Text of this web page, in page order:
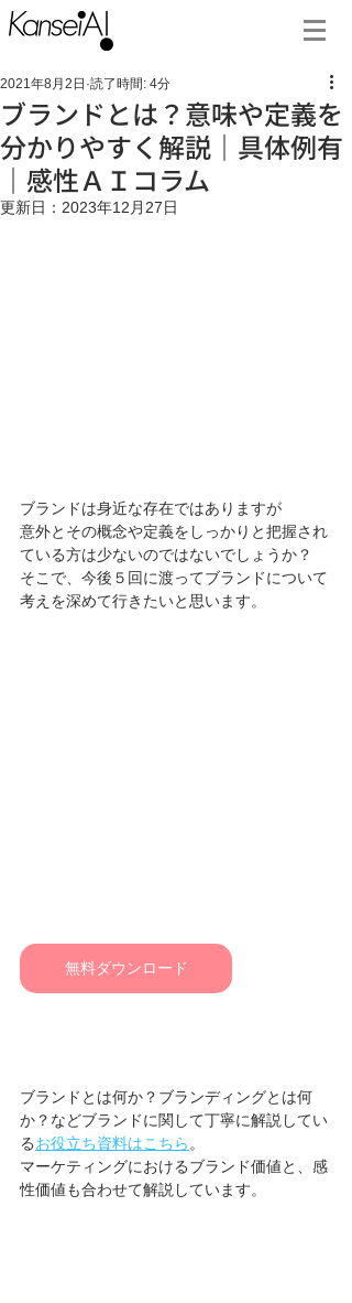
ブランドとは？意味や定義を
分かりやすく解説｜具体例有
｜感性ＡＩコラム
2021年8月2日 読了時間: 4分
更新日： 2023年12月27日
ブランドは身近な存在ではありますが
意外とその概念や定義をしっかりと把握され
ている方は少ないのではないでしょうか？
そこで、今後５回に渡ってブランドについて
考えを深めて行きたいと思います。
無料ダウンロード
ブランドとは何か？ブランディングとは何
か？などブランドに関して丁寧に解説してい
るお役立ち資料はこちら 。
マーケティングにおけるブランド価値と、感
性価値も合わせて解説しています。